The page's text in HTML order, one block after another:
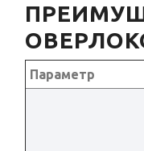
Параметр